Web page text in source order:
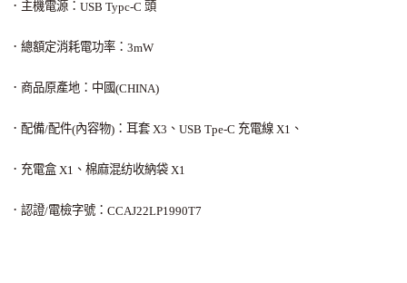
．主機電源： USB Typc-C 頭
．總額定消耗電功率： 3mW
．商品原產地：中國(CHINA)
．配備/配件(內容物) ：耳套 X3 、 USB Tpe-C 充電線 X1 、
．充電盒 X1 、棉麻混纺收納袋 X1
．認證/電檢字號： CCAJ22LP1990T7